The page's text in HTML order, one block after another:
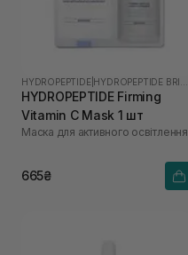
HYDROPEPTIDE
HYDROPEPTIDE Firming
Vitamin C Mask 1 шт
Маска для активного освітлення
665₴